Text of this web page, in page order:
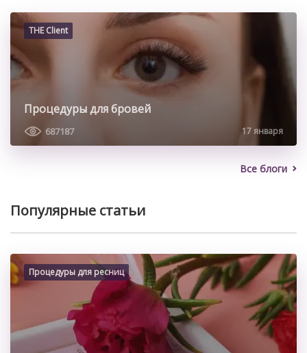
THE Client
Процедуры для бровей
687187 17 января
Все блоги
Популярные статьи
Процедуры для ресниц